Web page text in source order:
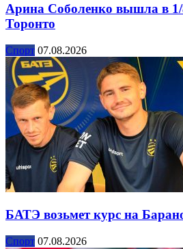
Арина Соболенко вышла в
Торонто
Спорт 07.08.2026
БАТЭ возьмет курс на
Спорт 07.08.2026